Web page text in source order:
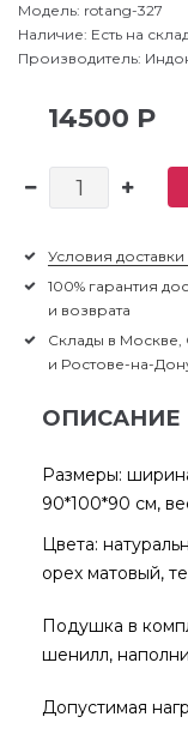
Модель: rotang-327
Наличие: Есть на
Производитель:
14500 Р
Условия
100% гарантия
и возврата
Склады в Москве,
и Ростове-на-
ОПИСАНИЕ
Размеры:
90*100*90 см,
Цвета:
орех матовый,
Подушка в
шенилл,
Допустимая